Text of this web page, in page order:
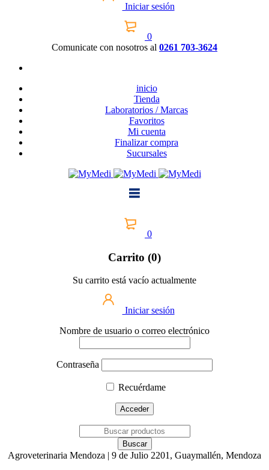
Iniciar sesión
0
Comunicate con nosotros al 0261 703-3624
inicio
Tienda
Laboratorios / Marcas
Favoritos
Mi cuenta
Finalizar compra
Sucursales
0
Carrito (0)
Su carrito está vacío actualmente
Iniciar sesión
Nombre de usuario o correo electrónico
Contraseña
Recuérdame
Agroveterinaria Mendoza | 9 de Julio 2201, Guaymallén, Mendoza